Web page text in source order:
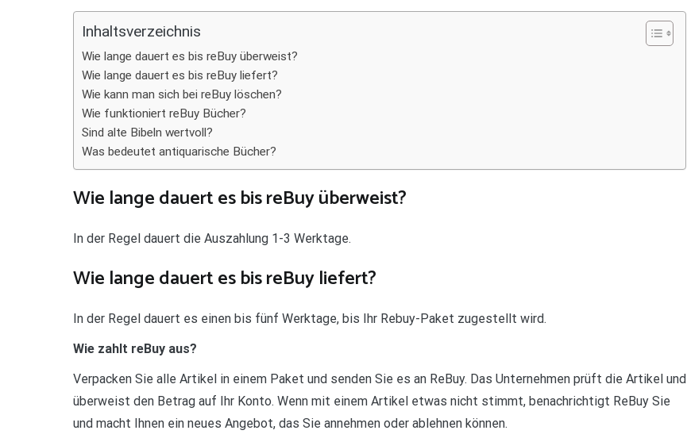
Inhaltsverzeichnis
Wie lange dauert es bis reBuy überweist?
Wie lange dauert es bis reBuy liefert?
Wie kann man sich bei reBuy löschen?
Wie funktioniert reBuy Bücher?
Sind alte Bibeln wertvoll?
Was bedeutet antiquarische Bücher?
Wie lange dauert es bis reBuy überweist?
In der Regel dauert die Auszahlung 1-3 Werktage.
Wie lange dauert es bis reBuy liefert?
In der Regel dauert es einen bis fünf Werktage, bis Ihr Rebuy-Paket zugestellt wird.
Wie zahlt reBuy aus?
Verpacken Sie alle Artikel in einem Paket und senden Sie es an ReBuy. Das Unternehmen prüft die Artikel und
überweist den Betrag auf Ihr Konto. Wenn mit einem Artikel etwas nicht stimmt, benachrichtigt ReBuy Sie
und macht Ihnen ein neues Angebot, das Sie annehmen oder ablehnen können.